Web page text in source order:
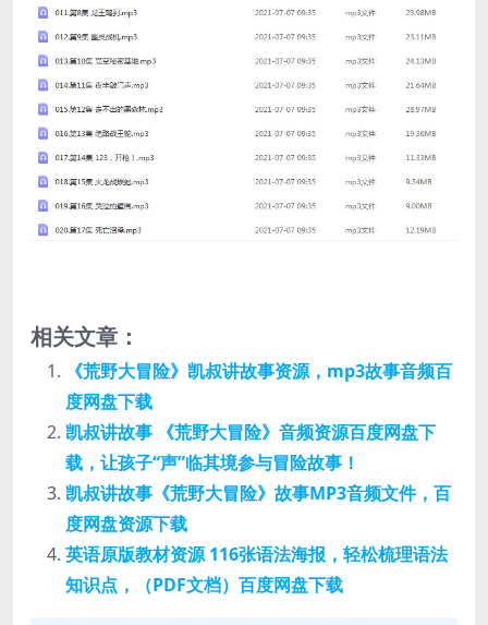
相关文章：
《荒野大冒险》凯叔讲故事资源，mp3故事音频百
度网盘下载
凯叔讲故事 《荒野大冒险》音频资源百度网盘下
载，让孩子“声”临其境参与冒险故事！
凯叔讲故事《荒野大冒险》故事MP3音频文件，百
度网盘资源下载
英语原版教材资源 116张语法海报，轻松梳理语法
知识点，（PDF文档）百度网盘下载